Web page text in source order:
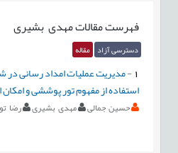
فهرست مقالاتمهدی بشیری
دسترسی آزاد مقاله
-مدیریت عملیات امداد رسانی در
استفاده از مفهوم تور پوششی و
حسین جمالی مهدی بشیری رضا